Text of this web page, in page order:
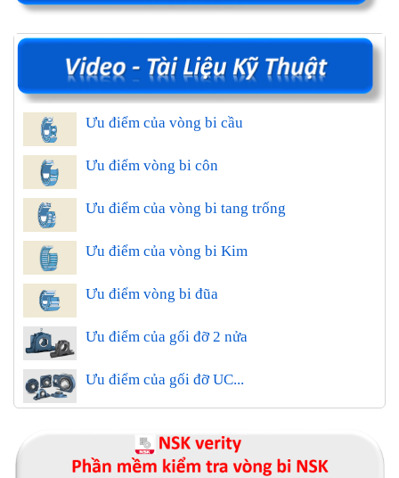
Ưu điểm của vòng bi cầu
Ưu điểm vòng bi côn
Ưu điểm của vòng bi tang trống
Ưu điểm của vòng bi Kim
Ưu điểm vòng bi đũa
Ưu điểm của gối đỡ 2 nửa
Ưu điểm của gối đỡ UC...